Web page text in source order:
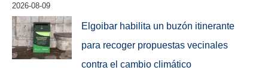
2026-08-09
Elgoibar habilita un buzón itinerante
para recoger propuestas vecinales
contra el cambio climático